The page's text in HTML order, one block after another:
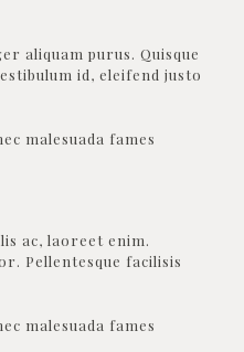
aliquam purus. Quisque
id, eleifend justo
malesuada fames
ac, laoreet enim.
Pellentesque facilisis
malesuada fames